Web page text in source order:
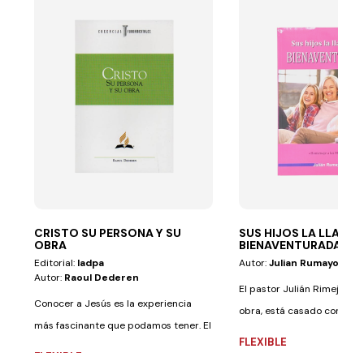
CRISTO SU PERSONA Y SU
OBRA
Editorial: Iadpa
Autor: Raoul Dederen
Conocer a Jesús es la experiencia
más fascinante que podamos tener. El
SUS HIJOS LA
BIENAVENTURADA
Autor:Julian Rumayor
El pastor Julián Rimejor,
obra, está casado con
FLEXIBLE